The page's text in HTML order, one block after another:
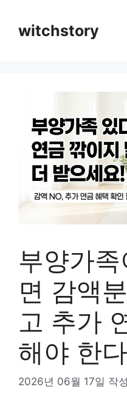
witchstory
부양가
면 감액
고 추가
해야 한다
2026년 06월 17일 작